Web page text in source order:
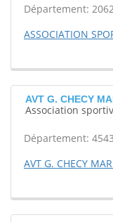
Département:
ASSOCIATION
AVT G. CHECY
Association
Département:
AVT G. CHECY